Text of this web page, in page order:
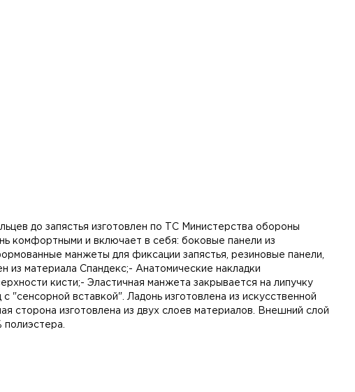
до запястья изготовлен по ТС Министерства обороны
комфортными и включает в себя: боковые панели из
манжеты для фиксации запястья, резиновые панели,
материала Спандекс;- Анатомические накладки
кисти;- Эластичная манжета закрывается на липучку
вставкой". Ладонь изготовлена из искусственной
сторона изготовлена из двух слоев материалов. Внешний слой
полиэстера.